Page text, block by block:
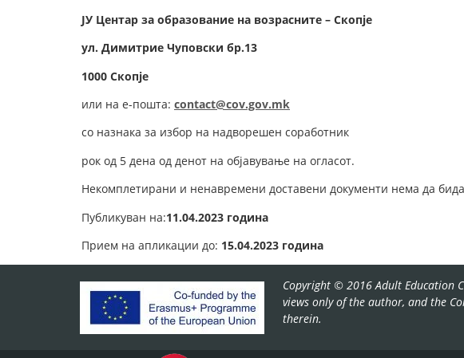
ЈУ Центар за образование на возрасните – Скопје
ул. Димитрие Чуповски бр.13
1000 Скопје
или на е-пошта: contact@cov.gov.mk
со назнака за избор на надворешен соработник
рок од 5 дена од денот на објавување на огласот.
Некомплетирани и ненавремени доставени документи нема да
Публикуван на:11.04.2023 година
Прием на апликации до: 15.04.2023 година
Copyright © 2016 Adult Education
views only of the author, and the
therein.